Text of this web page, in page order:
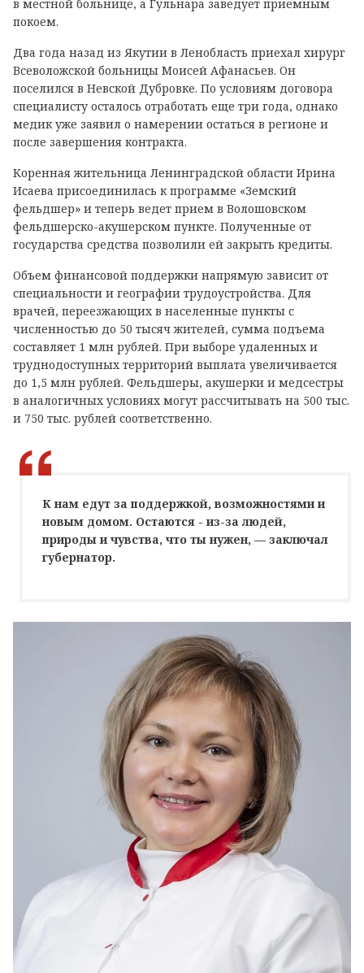
в местной больнице, а Гульнара заведует приемным
покоем.
Два года назад из Якутии в Ленобласть приехал хирург
Всеволожской больницы Моисей Афанасьев. Он
поселился в Невской Дубровке. По условиям договора
специалисту осталось отработать еще три года, однако
медик уже заявил о намерении остаться в регионе и
после завершения контракта.
Коренная жительница Ленинградской области Ирина
Исаева присоединилась к программе «Земский
фельдшер» и теперь ведет прием в Волошовском
фельдшерско-акушерском пункте. Полученные от
государства средства позволили ей закрыть кредиты.
Объем финансовой поддержки напрямую зависит от
специальности и географии трудоустройства. Для
врачей, переезжающих в населенные пункты с
численностью до 50 тысяч жителей, сумма подъема
составляет 1 млн рублей. При выборе удаленных и
труднодоступных территорий выплата увеличивается
до 1,5 млн рублей. Фельдшеры, акушерки и медсестры
в аналогичных условиях могут рассчитывать на 500 тыс.
и 750 тыс. рублей соответственно.
К нам едут за поддержкой, возможностями и
новым домом. Остаются - из-за людей,
природы и чувства, что ты нужен, — заключал
губернатор.